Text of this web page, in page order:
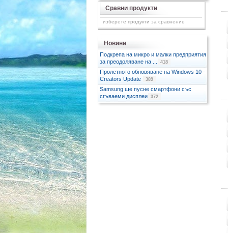
Сравни продукти
изберете продукти за сравнение
Новини
Подкрепа на микро и малки предприятия
за преодоляване на ...
418
Пролетното обновяване на Windows 10 -
Creators Update
389
Samsung ще пусне смартфони със
сгъваеми дисплеи 372